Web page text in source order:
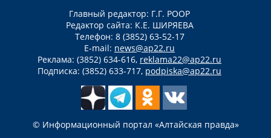
Главный редактор: Г.Г. РООР
Редактор сайта: К.Е. ШИРЯЕВА
Телефон: 8 (3852) 63-52-17
E-mail: news@ap22.ru
Реклама: (3852) 634-616, reklama22@ap22.ru
Подписка: (3852) 633-717, podpiska@ap22.ru
© Информационный портал «Алтайская правда»